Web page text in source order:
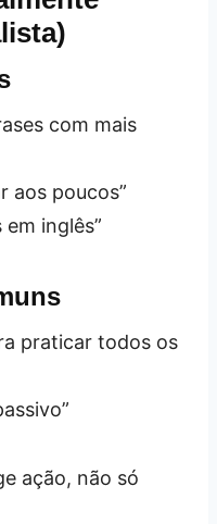
com mais
aos poucos”
em inglês”
praticar todos os
ação, não só